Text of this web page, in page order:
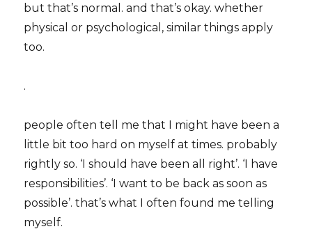
but that’s normal. and that’s okay. whether
physical or psychological, similar things apply
too.
.
people often tell me that I might have been a
little bit too hard on myself at times. probably
rightly so. ‘I should have been all right’. ‘I have
responsibilities’. ‘I want to be back as soon as
possible’. that’s what I often found me telling
myself.